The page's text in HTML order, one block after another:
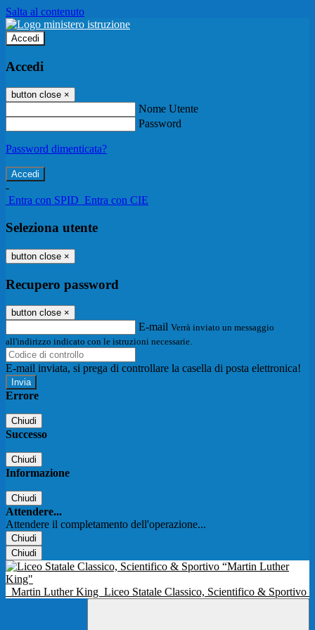
Salta al contenuto
Accedi
Accedi
button close ×
Nome Utente
Password
Password dimenticata?
-
Entra con SPID Entra con CIE
Seleziona utente
button close ×
Recupero password
button close ×
E-mail Verrà inviato un messaggio
all'indirizzo indicato con le istruzioni necessarie.
E-mail inviata, si prega di controllare la casella di posta elettronica!
Errore
Chiudi
Successo
Chiudi
Informazione
Chiudi
Attendere...
Attendere il completamento dell'operazione...
Chiudi
Chiudi
Martin Luther King Liceo Statale Classico, Scientifico & Sportivo